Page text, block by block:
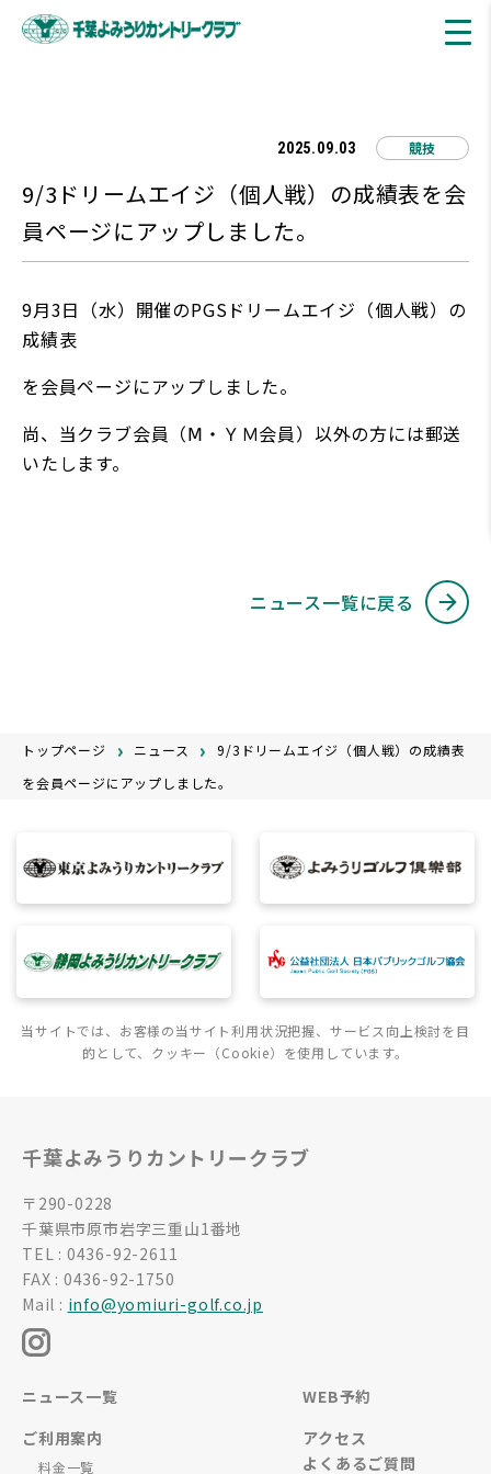
9/3ドリームエイジ（個人戦）の成績表を会
員ページにアップしました。
2025.09.03 競技
9月3日（水）開催のPGSドリームエイジ（個人戦）の
成績表
を会員ページにアップしました。
尚、当クラブ会員（Ⅿ・ＹＭ会員）以外の方には郵送
いたします。
ニュース一覧に戻る
トップページ ニュース
9/3ドリームエイジ（個人戦）の成績表
を会員ページにアップしました。
当サイトでは、お客様の当サイト利用状況把握、サービス向上検討を目
的として、クッキー（Cookie）を使用しています。
千葉よみうりカントリークラブ
〒290-0228
千葉県市原市岩字三重山1番地
TEL : 0436-92-2611
FAX : 0436-92-1750
Mail : info@yomiuri-golf.co.jp
ニュース一覧
ご利用案内
料金一覧
WEB予約
アクセス
よくあるご質問